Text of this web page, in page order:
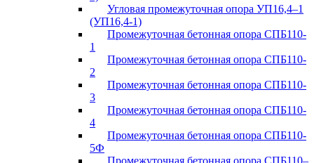
Угловая промежуточная опора УП16,4–1
(УП16,4-1)
Промежуточная бетонная опора СПБ110-
1
Промежуточная бетонная опора СПБ110-
2
Промежуточная бетонная опора СПБ110-
3
Промежуточная бетонная опора СПБ110-
4
Промежуточная бетонная опора СПБ110-
5Ф
Промежуточная бетонная опора СПБ110–